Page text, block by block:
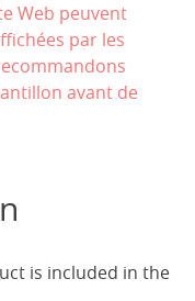
Web peuvent
par les
avant de
is included in the